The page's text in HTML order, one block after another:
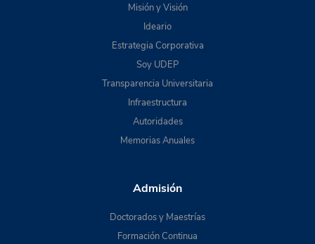
Misión y Visión
Ideario
Estrategia Corporativa
Soy UDEP
Transparencia Universitaria
Infraestructura
Autoridades
Memorias Anuales
Admisión
Doctorados y Maestrías
Formación Continua